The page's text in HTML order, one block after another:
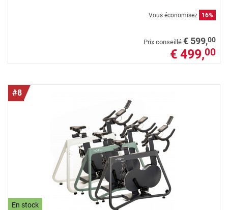
Vous économisez 16%
Prix conseillé € 599,00
€ 499,00
#8
En stock